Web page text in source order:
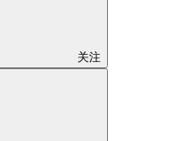
关注